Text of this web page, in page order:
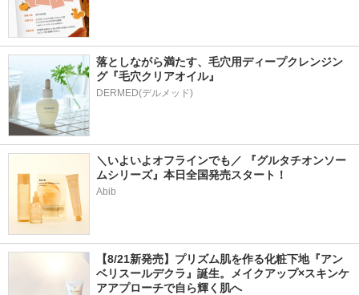
落としながら満たす、毛穴用ディープクレンジン
グ『毛穴クリアオイル』
＼いよいよオフラインでも／ 『グルタチオンソー
ムシリーズ』本日全国発売スタート！
Abib
【8/21新発売】プリズム肌を作る化粧下地『アン
ベリスールデクラ』誕生。メイクアップ×スキンケ
アアプローチで自ら輝く肌へ